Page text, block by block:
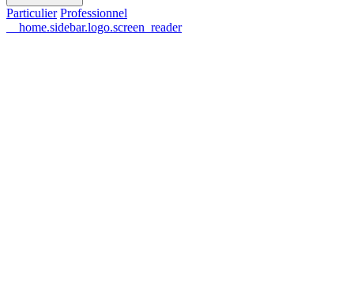
Particulier Professionnel
__home.sidebar.logo.screen_reader